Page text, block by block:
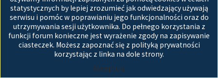
statystycznych by lepiej zrozumieć jak odwiedzający używają
serwisu i pomóc w poprawianiu jego funkcjonalności oraz do
utrzymywania sesji użytkownika. Do pełnego korzystania z
funkcji forum konieczne jest wyrażenie zgody na zapisywanie
ciasteczek. Możesz zapoznać się z polityką prywatności
korzystając z linka na dole strony.
Akceptuję